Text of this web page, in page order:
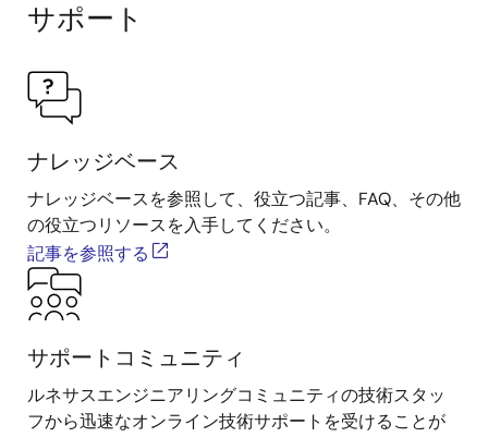
サポート
ナレッジベース
ナレッジベースを参照して、役立つ記事、FAQ、その他
の役立つリソースを入手してください。
記事を参照する
サポートコミュニティ
ルネサスエンジニアリングコミュニティの技術スタッ
フから迅速なオンライン技術サポートを受けることが